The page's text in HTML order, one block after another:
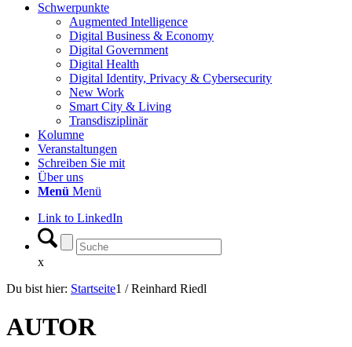
Schwerpunkte
Augmented Intelligence
Digital Business & Economy
Digital Government
Digital Health
Digital Identity, Privacy & Cybersecurity
New Work
Smart City & Living
Transdisziplinär
Kolumne
Veranstaltungen
Schreiben Sie mit
Über uns
Menü Menü
Link to LinkedIn
x
Du bist hier: Startseite1 / Reinhard Riedl
AUTOR